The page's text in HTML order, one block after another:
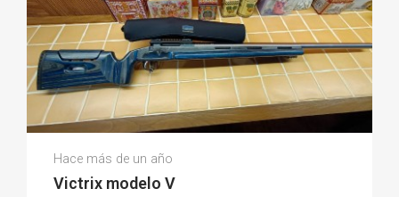
Paco F.
(0)
Hace más de un año
Victrix modelo V